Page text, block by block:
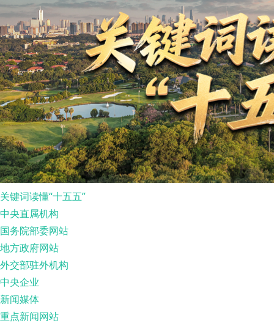
关键词读懂“十五五”
中央直属机构
国务院部委网站
地方政府网站
外交部驻外机构
中央企业
新闻媒体
重点新闻网站